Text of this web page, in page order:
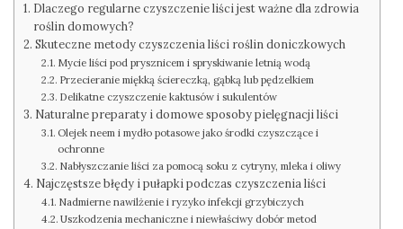
Dlaczego regularne czyszczenie liści jest ważne dla zdrowia
roślin domowych?
Skuteczne metody czyszczenia liści roślin doniczkowych
Mycie liści pod prysznicem i spryskiwanie letnią wodą
Przecieranie miękką ściereczką, gąbką lub pędzelkiem
Delikatne czyszczenie kaktusów i sukulentów
Naturalne preparaty i domowe sposoby pielęgnacji liści
Olejek neem i mydło potasowe jako środki czyszczące i
ochronne
Nabłyszczanie liści za pomocą soku z cytryny, mleka i oliwy
Najczęstsze błędy i pułapki podczas czyszczenia liści
Nadmierne nawilżenie i ryzyko infekcji grzybiczych
Uszkodzenia mechaniczne i niewłaściwy dobór metod